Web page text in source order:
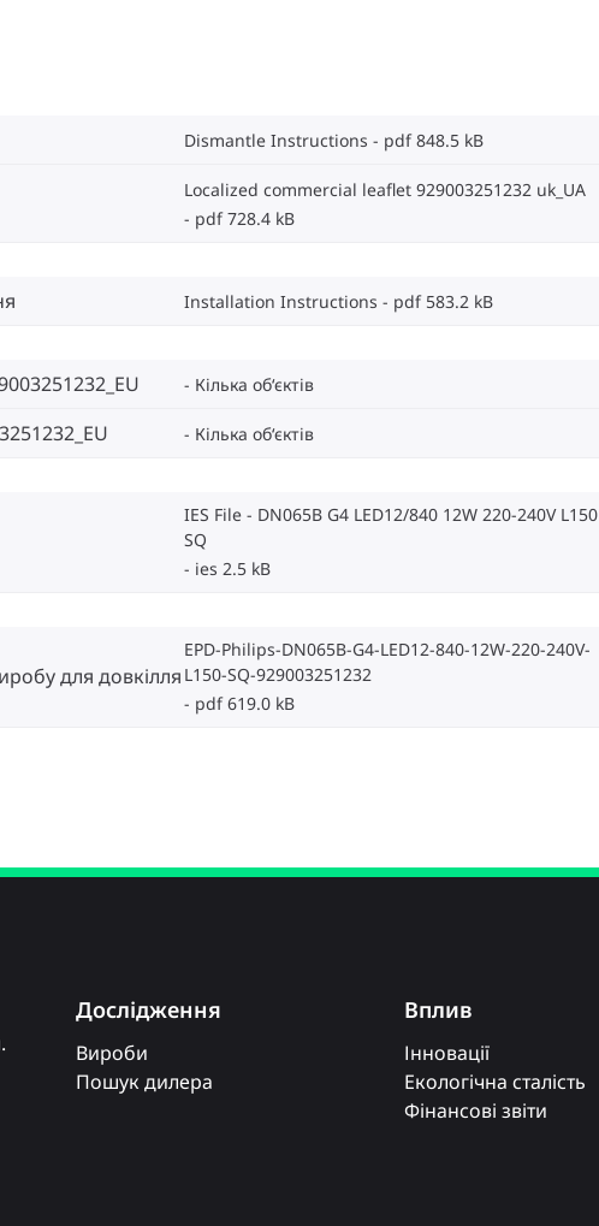
Dismantle Instructions pdf 848.5 kB
Localized commercial leaflet 929003251232 uk_UA
pdf 728.4 kB
Installation Instructions pdf 583.2 kB
Кілька об‘єктів
Кілька об‘єктів
IES File - DN065B G4 LED12/840 12W 220-240V L150
SQ
ies 2.5 kB
для довкілля
EPD-Philips-DN065B-G4-LED12-840-12W-220-240V-
L150-SQ-929003251232
pdf 619.0 kB
Дослідження
Вироби
Пошук дилера
Вплив
Інновації
Екологічна сталість
Фінансові звіти